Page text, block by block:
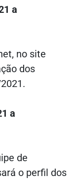
a
no site
dos
a
de
o perfil dos